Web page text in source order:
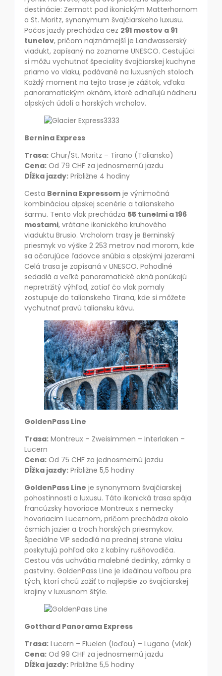
destinácie: Zermatt pod ikonickým Matterhornom
a St. Moritz, synonymum švajčiarskeho luxusu.
Počas jazdy prechádza cez 291 mostov a 91
tunelov, pričom najznámejší je Landwasserský
viadukt, zapísaný na zozname UNESCO. Cestujúci
si môžu vychutnať špeciality švajčiarskej kuchyne
priamo vo vlaku, podávané na luxusných stoloch.
Každý moment na tejto trase je zážitok, vďaka
panoramatickým oknám, ktoré odhaľujú nádheru
alpských údolí a horských vrcholov.
Bernina Express
Trasa: Chur/St. Moritz – Tirano (Taliansko)
Cena: Od 79 CHF za jednosmernú jazdu
Dĺžka jazdy: Približne 4 hodiny
Cesta Bernina Expressom je výnimočná
kombináciou alpskej scenérie a talianskeho
šarmu. Tento vlak prechádza 55 tunelmi a 196
mostami, vrátane ikonického kruhového
viaduktu Brusio. Vrcholom trasy je Berninský
priesmyk vo výške 2 253 metrov nad morom, kde
sa očarujúce ľadovce snúbia s alpskými jazerami.
Celá trasa je zapísaná v UNESCO. Pohodlné
sedadlá a veľké panoramatické okná ponúkajú
nepretržitý výhľad, zatiaľ čo vlak pomaly
zostupuje do talianskeho Tirana, kde si môžete
vychutnať pravú taliansku kávu.
GoldenPass Line
Trasa: Montreux – Zweisimmen – Interlaken –
Lucern
Cena: Od 75 CHF za jednosmernú jazdu
Dĺžka jazdy: Približne 5,5 hodiny
GoldenPass Line je synonymom švajčiarskej
pohostinnosti a luxusu. Táto ikonická trasa spája
francúzsky hovoriace Montreux s nemecky
hovoriacim Lucernom, pričom prechádza okolo
ôsmich jazier a troch horských priesmykov.
Špeciálne VIP sedadlá na prednej strane vlaku
poskytujú pohľad ako z kabíny rušňovodiča.
Cestou vás uchvátia malebné dedinky, zámky a
pastviny. GoldenPass Line je ideálnou voľbou pre
tých, ktorí chcú zažiť to najlepšie zo švajčiarskej
krajiny v luxusnom štýle.
Gotthard Panorama Express
Trasa: Lucern – Flüelen (loďou) – Lugano (vlak)
Cena: Od 99 CHF za jednosmernú jazdu
Dĺžka jazdy: Približne 5,5 hodiny